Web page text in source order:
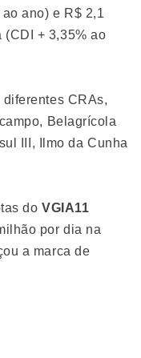
ano) e R$ 2,1
(CDI + 3,35% ao
CRAs,
Belagrícola
III, Ilmo da Cunha
do VGIA11
por dia na
a marca de